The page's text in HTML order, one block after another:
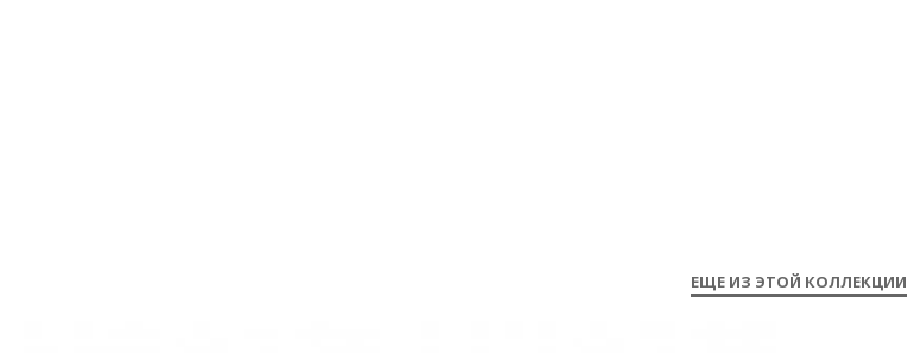
ЕЩЕ ИЗ ЭТОЙ КОЛЛЕКЦИИ